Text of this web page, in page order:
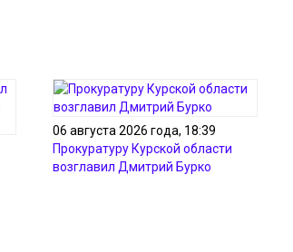
06 августа 2026 года, 18:39
Прокуратуру Курской области
возглавил Дмитрий Бурко